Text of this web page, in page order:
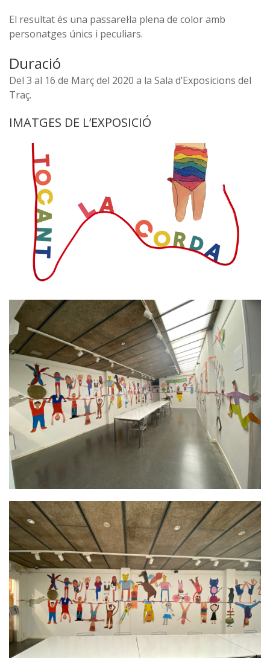
El resultat és una passarel·la plena de color amb
personatges únics i peculiars.
Duració
Del 3 al 16 de Març del 2020 a la Sala d’Exposicions del
Traç.
IMATGES DE L’EXPOSICIÓ